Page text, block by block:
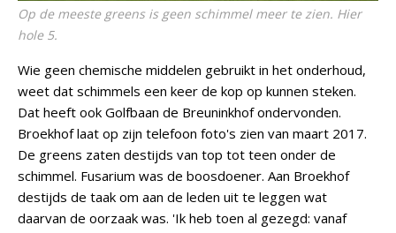
Op de meeste greens is geen schimmel meer te zien. Hier
hole 5.
Wie geen chemische middelen gebruikt in het onderhoud,
weet dat schimmels een keer de kop op kunnen steken.
Dat heeft ook Golfbaan de Breuninkhof ondervonden.
Broekhof laat op zijn telefoon foto's zien van maart 2017.
De greens zaten destijds van top tot teen onder de
schimmel. Fusarium was de boosdoener. Aan Broekhof
destijds de taak om aan de leden uit te leggen wat
daarvan de oorzaak was. 'Ik heb toen al gezegd: vanaf